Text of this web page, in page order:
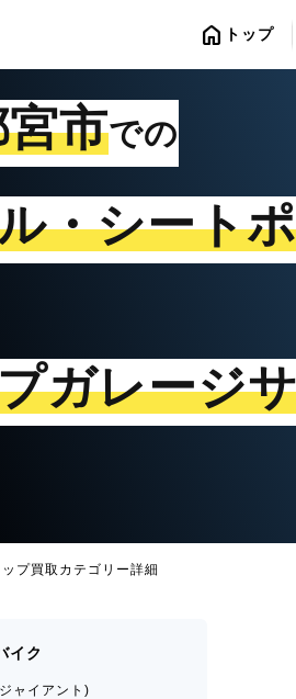
home トップ
市での
・シート
ガレージ
ップ買取カテゴリー詳細
イク
ャイアント)